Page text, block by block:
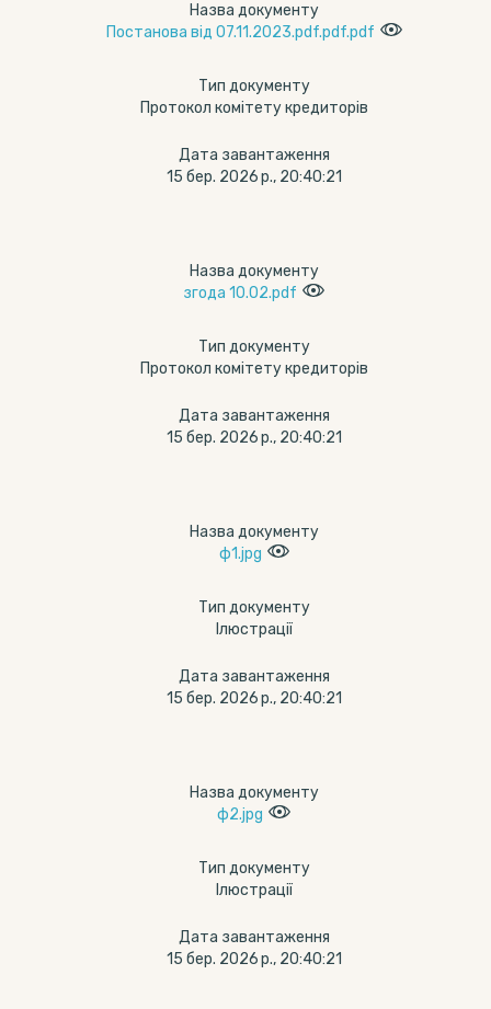
Назва документу
Постанова від 07.11.2023.pdf.pdf.pdf
Тип документу
Протокол комітету кредиторів
Дата завантаження
15 бер. 2026 р., 20:40:21
Назва документу
згода 10.02.pdf
Тип документу
Протокол комітету кредиторів
Дата завантаження
15 бер. 2026 р., 20:40:21
Назва документу
ф1.jpg
Тип документу
Ілюстрації
Дата завантаження
15 бер. 2026 р., 20:40:21
Назва документу
ф2.jpg
Тип документу
Ілюстрації
Дата завантаження
15 бер. 2026 р., 20:40:21